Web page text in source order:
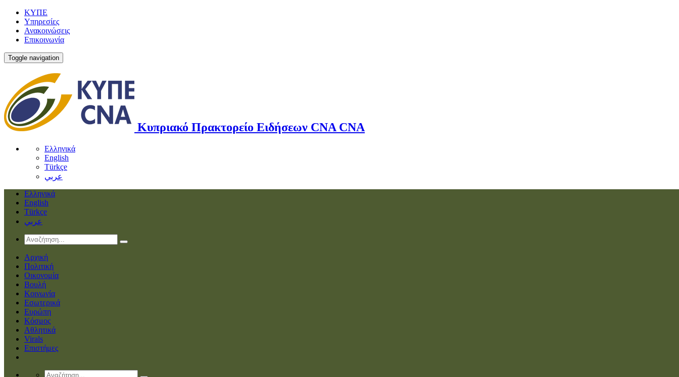
ΚΥΠΕ
Υπηρεσίες
Ανακοινώσεις
Επικοινωνία
Toggle navigation
Κυπριακό Πρακτορείο Ειδήσεων CNA CNA
Ελληνικά
English
Türkçe
عربي
Ελληνικά
English
Türkçe
عربي
Αρχική
Πολιτική
Οικονομία
Βουλή
Κοινωνία
Εσωτερικά
Ευρώπη
Κόσμος
Αθλητικά
Virals
Επιστήμες